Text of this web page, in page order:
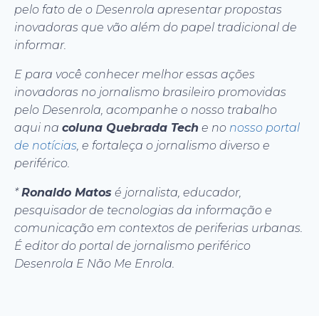
pelo fato de o Desenrola apresentar propostas
inovadoras que vão além do papel tradicional de
informar.
E para você conhecer melhor essas ações
inovadoras no jornalismo brasileiro promovidas
pelo Desenrola, acompanhe o nosso trabalho
aqui na coluna Quebrada Tech e no nosso portal
de notícias, e fortaleça o jornalismo diverso e
periférico.
*Ronaldo Matos é jornalista, educador,
pesquisador de tecnologias da informação e
comunicação em contextos de periferias urbanas.
É editor do portal de jornalismo periférico
Desenrola E Não Me Enrola.